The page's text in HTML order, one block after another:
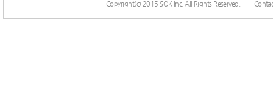
Copyright(c) 2015 SOK Inc. All Rights Reserved.